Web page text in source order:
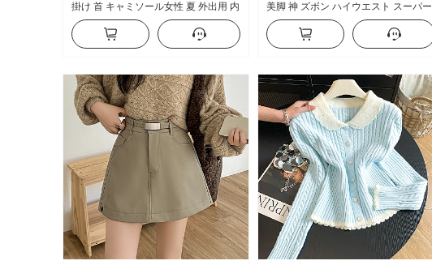
掛け 首 キャミソール女性 夏 外出用 内
かける インナーシャツ セクシースタ
イル ニット ベアトップ トップス
美脚 神 ズボン ハイウエスト スーパー
モデル ズボン スリムフィット 伸縮性
カジュアル ラッパ スラックス